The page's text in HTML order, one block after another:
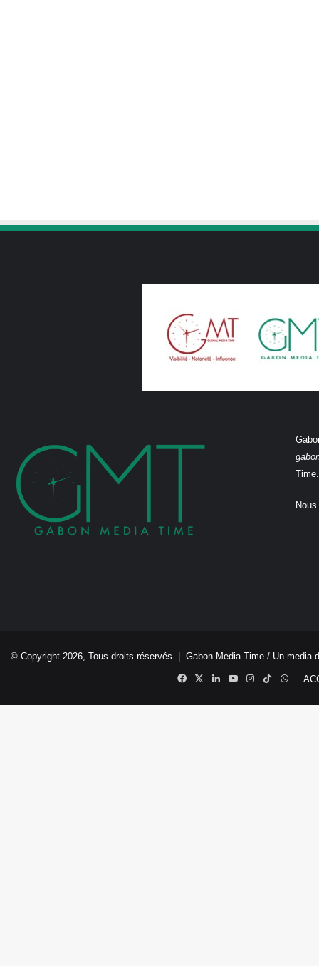
Time.
© Copyright 2026, Tous droits réservés | Gabon Media Time / Un media
Facebook
X LinkedinYouTubeInstagram
TikTok